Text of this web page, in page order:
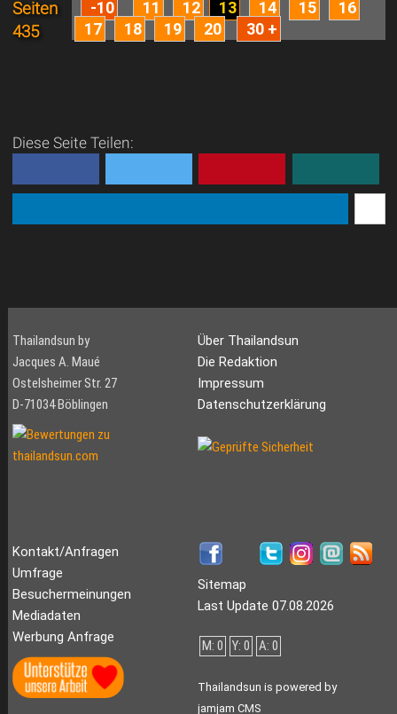
Seiten
435
-10 11 12 13 14 15
16
17
18 19 20 30 +
Diese Seite Teilen:
Thailandsun by
Jacques A. Maué
Ostelsheimer Str. 27
D-71034 Böblingen
Über Thailandsun
Die Redaktion
Impressum
Datenschutzerklärung
Kontakt/Anfragen
Umfrage
Besuchermeinungen
Mediadaten
Werbung Anfrage
Sitemap
Last Update 07.08.2026
M: 0 Y: 0 A: 0
Thailandsun is powered by
jamjam CMS